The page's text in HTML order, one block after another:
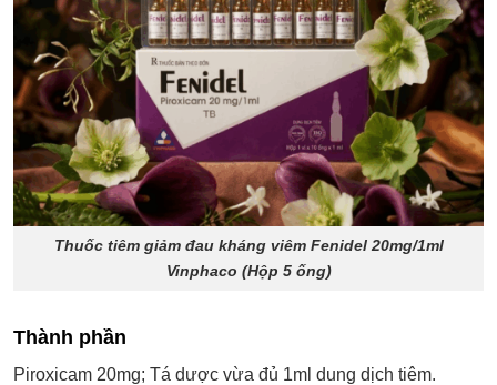
Thuốc tiêm giảm đau kháng viêm Fenidel 20mg/1ml
Vinphaco (Hộp 5 ống)
Thành phần
Piroxicam 20mg; Tá dược vừa đủ 1ml dung dịch tiêm.